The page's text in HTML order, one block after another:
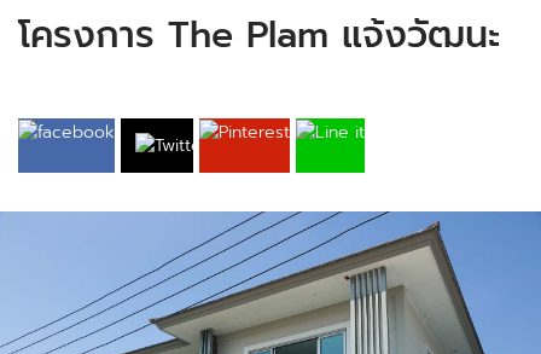
โครงการ The Plam แจ้งวัฒนะ